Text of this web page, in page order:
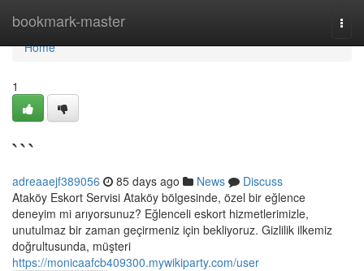
bookmark-master
Home
Home
1
```
adreaaejf389056 85 days ago News
Discuss
Ataköy Eskort Servisi Ataköy bölgesinde, özel bir eğlence
deneyim mi arıyorsunuz? Eğlenceli eskort hizmetlerimizle,
unutulmaz bir zaman geçirmeniz için bekliyoruz. Gizlilik ilkemiz
doğrultusunda, müşteri
https://monicaafcb409300.mywikiparty.com/user